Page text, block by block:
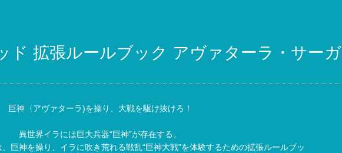
ド 拡張ルールブック アヴァターラ・サーガ
巨神〈アヴァターラ)を操り、大戦を駆け抜けろ！
異世界イラには巨大兵器“巨神”が存在する。
、巨神を操り、イラに吹き荒れる戦乱“巨神大戦”を体験するための拡張ルールブッ